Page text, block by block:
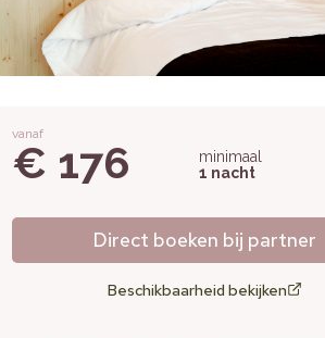
vanaf
€ 176
minimaal
1 nacht
Direct boeken bij partner
Beschikbaarheid bekijken